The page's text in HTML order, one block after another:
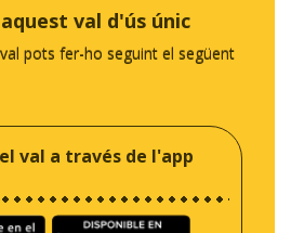
val d'ús únic
pots fer-ho seguint el següent
val a través de l'app